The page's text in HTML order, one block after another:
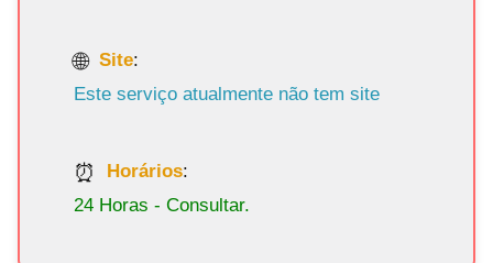
Site:
Este serviço atualmente não tem site
Horários:
24 Horas - Consultar.